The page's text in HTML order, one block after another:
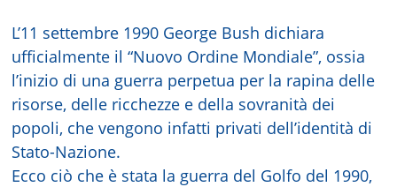
L’11 settembre 1990 George Bush dichiara
ufficialmente il “Nuovo Ordine Mondiale”, ossia
l’inizio di una guerra perpetua per la rapina delle
risorse, delle ricchezze e della sovranità dei
popoli, che vengono infatti privati dell’identità di
Stato-Nazione.
Ecco ciò che è stata la guerra del Golfo del 1990,